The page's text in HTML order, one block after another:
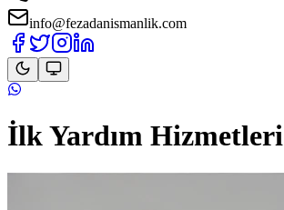
info@fezadanismanlik.com
İlk Yardım Hizmetleri